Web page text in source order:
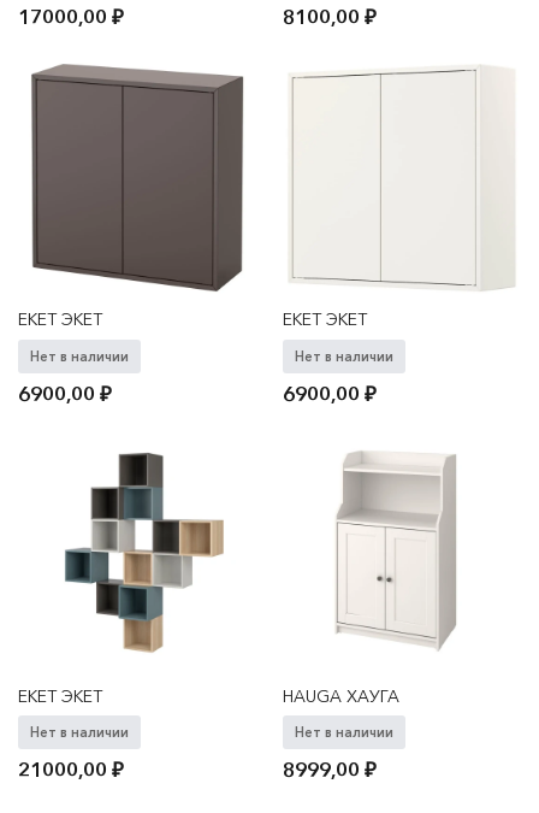
17000,00₽ 8100,00₽
EKET ЭКЕТ
Нет в наличии
6900,00₽
EKET ЭКЕТ
Нет в наличии
6900,00₽
EKET ЭКЕТ
Нет в наличии
21000,00₽
HAUGA ХАУГА
Нет в наличии
8999,00₽